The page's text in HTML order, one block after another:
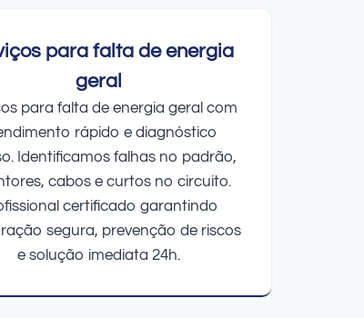
para falta de energia
geral
para falta de energia geral com
rápido e diagnóstico
Identificamos falhas no padrão,
cabos e curtos no circuito.
certificado garantindo
segura, prevenção de riscos
e solução imediata 24h.